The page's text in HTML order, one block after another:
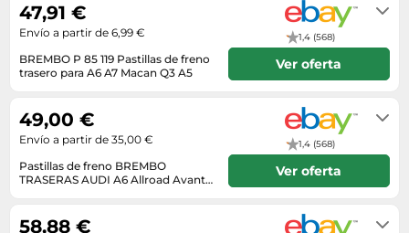
BREMBO P 85 119 Pastillas de freno
trasero para A6 A7 Macan Q3 A5
1,4 (568)
47,91 €
Envío a partir de 6,99 €
Ver oferta
Pastillas de freno BREMBO
TRASERAS AUDI A6 Allroad Avant
1,4 (568)
49,00 €
Envío a partir de 35,00 €
Ver oferta
58,88 €